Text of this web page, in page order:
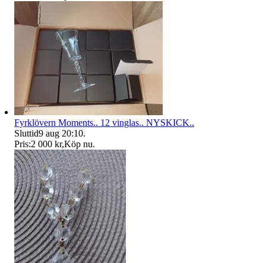
Fyrklövern Moments.. 12 vinglas.. NYSKICK..
Sluttid9 aug 20:10.
Pris:2 000 kr,Köp nu.